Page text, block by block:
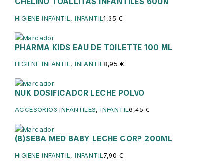
HIGIENE INFANTIL ,INFANTIL1,35€
PHARMA KIDS EAU DE TOILETTE 100 ML
HIGIENE INFANTIL ,INFANTIL8,95€
NUK DOSIFICADOR LECHE POLVO
ACCESORIOS INFANTILES,INFANTIL6,45€
(B)SEBA MED BABY LECHE CORP 200ML
HIGIENE INFANTIL ,INFANTIL 7,90€